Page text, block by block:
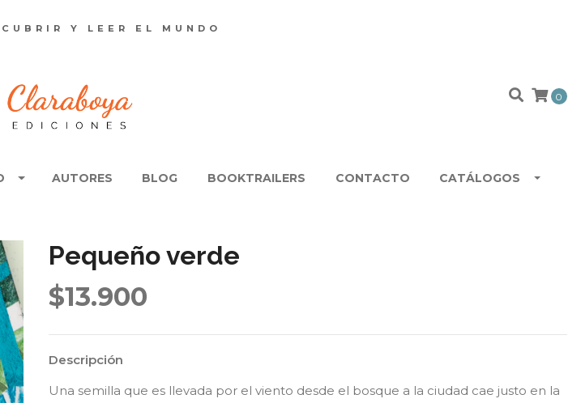
Y LEER EL MUNDO
0
AUTORES BLOG BOOKTRAILERS CONTACTO CATÁLOGOS
Pequeño verde
$13.900
Descripción
Una semilla que es llevada por el viento desde el bosque a la ciudad cae justo en la